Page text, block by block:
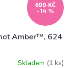
699 KČ
–14 %
Amber™, 624
Skladem (1 ks)